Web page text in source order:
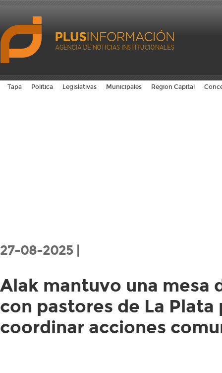
Tapa Politica Legislativas Municipales Region Capital
27-08-2025 |
Alak mantuvo una mesa
con pastores de La Plata
coordinar acciones